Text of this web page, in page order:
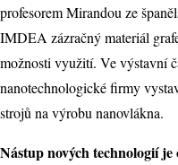
profesorem Mirandou ze
IMDEA zázračný materiál
možnosti využití. Ve výstavní
nanotechnologické firmy
strojů na výrobu nanovlákna.
Nástup nových technologií